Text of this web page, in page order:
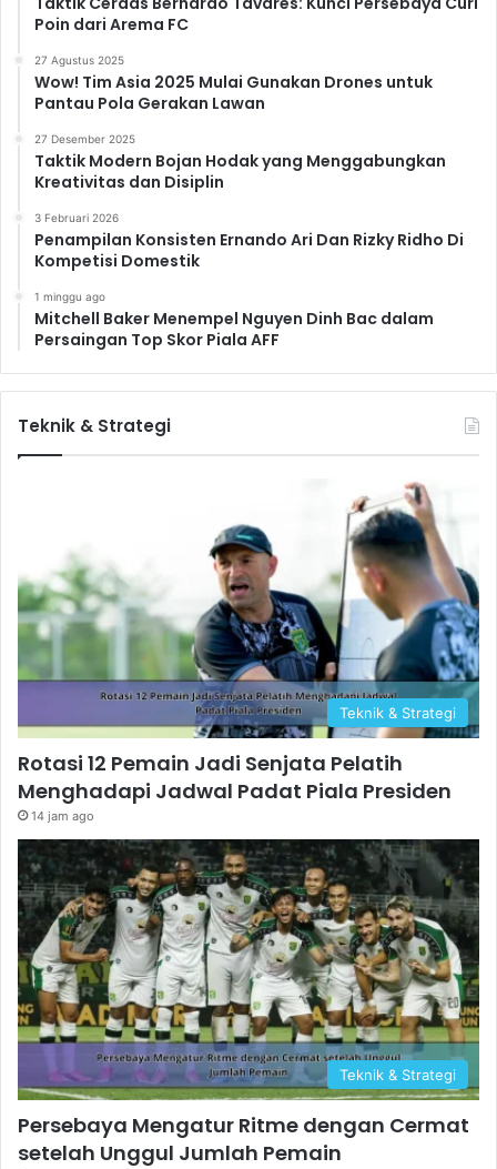
Poin dari Arema FC
27 Agustus 2025
Wow! Tim Asia 2025 Mulai Gunakan Drones untuk
Pantau Pola Gerakan Lawan
27 Desember 2025
Taktik Modern Bojan Hodak yang Menggabungkan
Kreativitas dan Disiplin
3 Februari 2026
Penampilan Konsisten Ernando Ari Dan Rizky Ridho Di
Kompetisi Domestik
1 minggu ago
Mitchell Baker Menempel Nguyen Dinh Bac dalam
Persaingan Top Skor Piala AFF
Teknik & Strategi
Teknik & Strategi
Rotasi 12 Pemain Jadi Senjata Pelatih
Menghadapi Jadwal Padat Piala Presiden
14 jam ago
Teknik & Strategi
Persebaya Mengatur Ritme dengan Cermat
setelah Unggul Jumlah Pemain